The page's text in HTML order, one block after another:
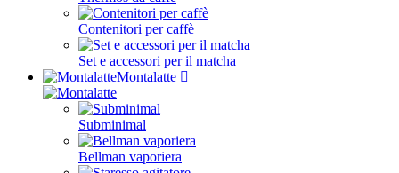
Contenitori per caffè
Set e accessori per il matcha
Montalatte
Subminimal
Bellman vaporiera